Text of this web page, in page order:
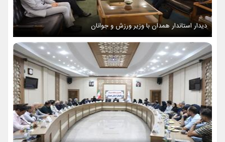
دیدار استاندار همدان با وزیر ورزش و جوانان